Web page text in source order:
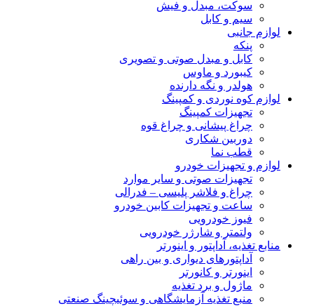
سوکت، مبدل و فیش
سیم و کابل
لوازم جانبی
پنکه
کابل و مبدل صوتی و تصویری
کیبورد و ماوس
هولدر و نگه دارنده
لوازم کوه نوردی و کمپینگ
تجهیزات کمپینگ
چراغ پیشانی و چراغ قوه
دوربین شکاری
قطب نما
لوازم و تجهیزات خودرو
تجهیزات صوتی و سایر موارد
چراغ و فلاشر پلیسی – فدرالی
ساعت و تجهیزات کابین خودرو
فیوز خودرویی
ولتمتر و شارژر خودرویی
منابع تغذیه، آداپتور و اینورتر
آداپتورهای دیواری و بین راهی
اینورتر و کانورتر
ماژول و برد تغذیه
منبع تغذیه آزمایشگاهی و سوئیچینگ صنعتی